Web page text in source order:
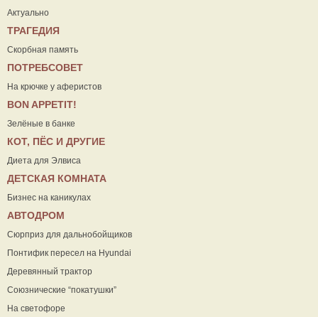
Актуально
ТРАГЕДИЯ
Скорбная память
ПОТРЕБСОВЕТ
На крючке у аферистов
ВON APPETIT!
Зелёные в банке
КОТ, ПЁС И ДРУГИЕ
Диета для Элвиса
ДЕТСКАЯ КОМНАТА
Бизнес на каникулах
АВТОДРОМ
Сюрприз для дальнобойщиков
Понтифик пересел на Hyundai
Деревянный трактор
Союзнические “покатушки”
На светофоре